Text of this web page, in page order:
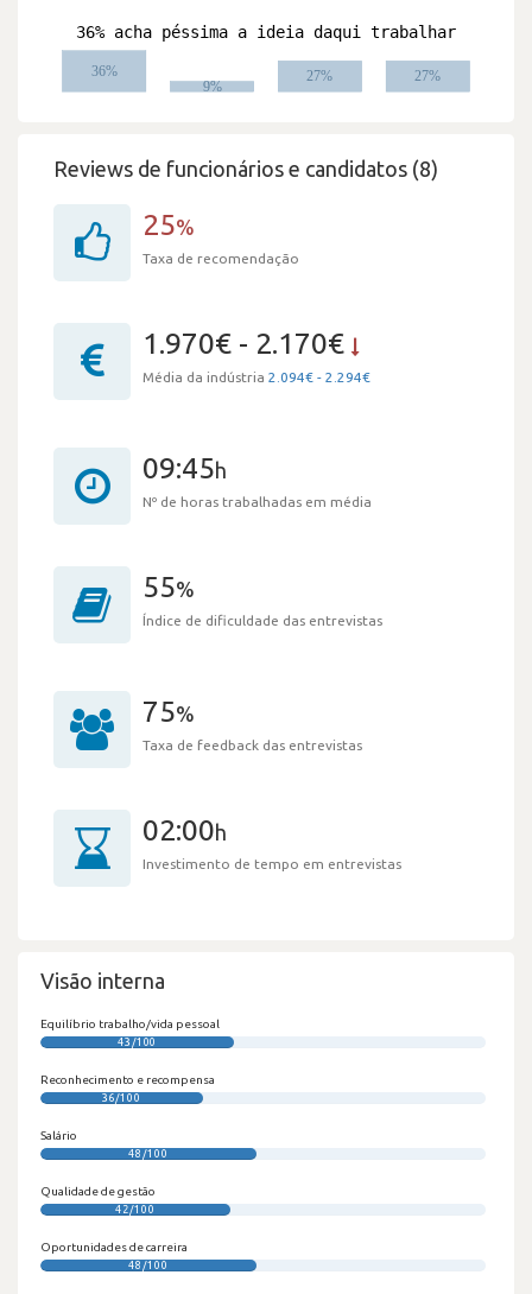
Reviews de funcionários e candidatos (8)
25%
Taxa de recomendação
1.970€ - 2.170€
Média da indústria 2.094€ - 2.294€
09:45h
Nº de horas trabalhadas em média
55%
Índice de dificuldade das entrevistas
75%
Taxa de feedback das entrevistas
02:00h
Investimento de tempo em entrevistas
Visão interna
Equilíbrio trabalho/vida pessoal
43/100
Reconhecimento e recompensa
36/100
Salário
48/100
Qualidade de gestão
42/100
Oportunidades de carreira
48/100